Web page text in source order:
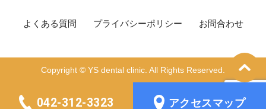
よくある質問 プライバシーポリシー お問合わせ
Copyright © YS dental clinic. All Rights Reserved.
042-312-3323 アクセスマップ